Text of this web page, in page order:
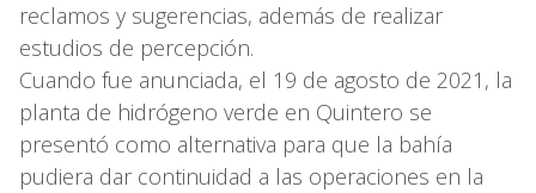
reclamos y sugerencias, además de realizar
estudios de percepción.
Cuando fue anunciada, el 19 de agosto de 2021, la
planta de hidrógeno verde en Quintero se
presentó como alternativa para que la bahía
pudiera dar continuidad a las operaciones en la